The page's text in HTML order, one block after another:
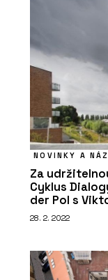
NOVINKY A
Za
Cyklus
der Pol s
28. 2. 2022